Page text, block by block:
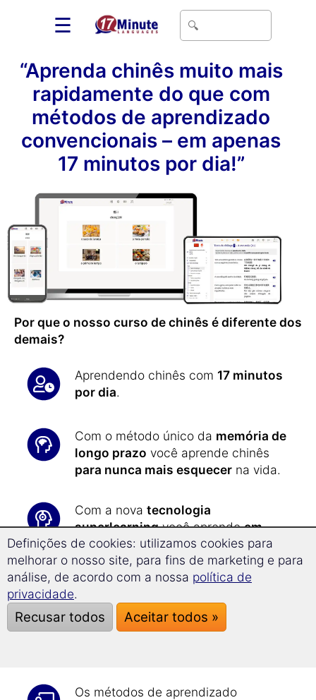
☰
“Aprenda chinês muito mais
rapidamente do que com
métodos de aprendizado
convencionais – em apenas
17 minutos por dia!”
Por que o nosso curso de chinês é diferente dos
demais?
Aprendendo chinês com 17 minutos
por dia.
Com o método único da memória de
longo prazo você aprende chinês
para nunca mais esquecer na vida.
Com a nova tecnologia
superlearningvocê aprendeem
média 32% mais rápidoe pode se
concentrar melhor.
Todos os exercícios são
apresentados de forma automática
todo o dia: assim você aprende
Os métodos de aprendizado
Definições de cookies: utilizamos cookies para
melhorar o nosso site, para fins de marketing e para
análise, de acordo com a nossa política de
privacidade.
Recusar todos Aceitar todos »